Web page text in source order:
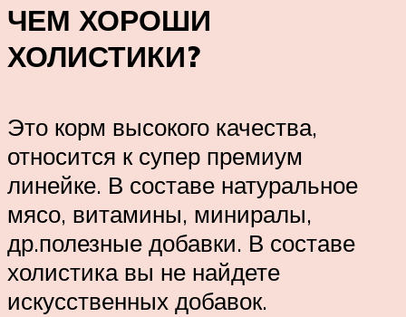
ЧЕМ ХОРОШИ
ХОЛИСТИКИ?
Это корм высокого качества,
относится к супер премиум
линейке. В составе натуральное
мясо, витамины, миниралы,
др.полезные добавки. В составе
холистика вы не найдете
искусственных добавок.